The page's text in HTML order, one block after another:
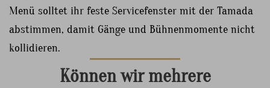
Menü solltet ihr feste Servicefenster mit der Tamada
abstimmen, damit Gänge und Bühnenmomente nicht
kollidieren.
Können wir mehrere